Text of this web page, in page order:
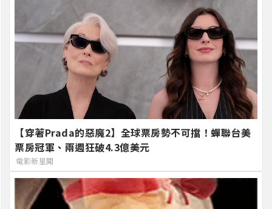
【穿著Prada的惡魔2】全球票房勢不可擋！蟬聯台美
票房冠軍、兩週狂破4.3億美元
電影新星聞